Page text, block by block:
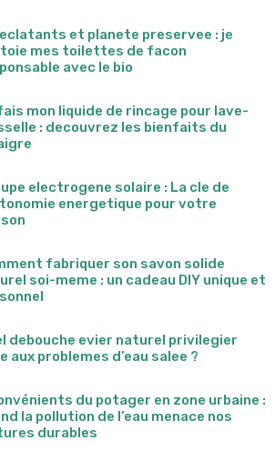
eclatants et planete preservee : je
mes toilettes de facon
avec le bio
mon liquide de rincage pour lave-
: decouvrez les bienfaits du
electrogene solaire : La cle de
energetique pour votre
fabriquer son savon solide
soi-meme : un cadeau DIY unique et
debouche evier naturel privilegier
aux problemes d’eau salee ?
du potager en zone urbaine :
la pollution de l’eau menace nos
durables